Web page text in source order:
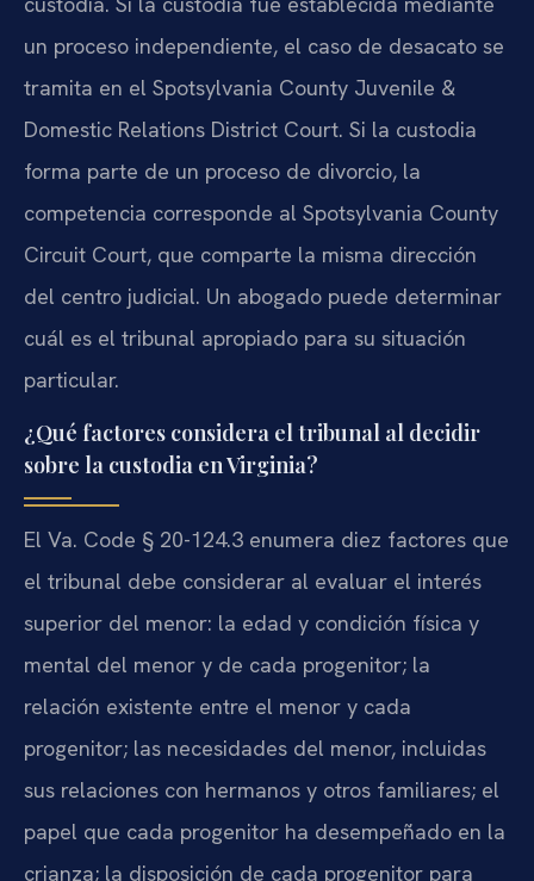
un proceso independiente, el caso de desacato se
tramita en el Spotsylvania County Juvenile &
Domestic Relations District Court. Si la custodia
forma parte de un proceso de divorcio, la
competencia corresponde al Spotsylvania County
Circuit Court, que comparte la misma dirección
del centro judicial. Un abogado puede determinar
cuál es el tribunal apropiado para su situación
particular.
¿Qué factores considera el tribunal al decidir
sobre la custodia en Virginia?
El Va. Code § 20-124.3 enumera diez factores que
el tribunal debe considerar al evaluar el interés
superior del menor: la edad y condición física y
mental del menor y de cada progenitor; la
relación existente entre el menor y cada
progenitor; las necesidades del menor, incluidas
sus relaciones con hermanos y otros familiares; el
papel que cada progenitor ha desempeñado en la
crianza; la disposición de cada progenitor para